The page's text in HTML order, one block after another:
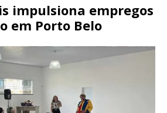
impulsiona empregos
em Porto Belo